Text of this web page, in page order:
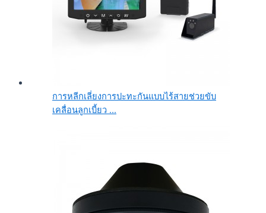
การหลีกเลี่ยงการปะทะกันแบบไร้สายช่วยขับ
เคลื่อนลูกเบี้ยว ...